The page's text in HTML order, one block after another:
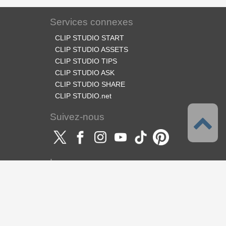
Services connexes
CLIP STUDIO START
CLIP STUDIO ASSETS
CLIP STUDIO TIPS
CLIP STUDIO ASK
CLIP STUDIO SHARE
CLIP STUDIO.net
Suivez-nous
Langues